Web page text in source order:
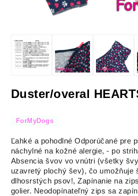
Duster/overal
ForMyDogs
Ľahké a pohodlné Odporúčané pre
náchylné na kožné alergie, - po
Absencia švov vo vnútri (všetky
uzavretý plochý šev), čo umožňuje
dlhosrstých psov!, Zapínanie na
golier. Neodopínateľný zips sa